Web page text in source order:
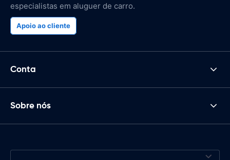
especialistas em aluguer de carro.
Apoio ao cliente
Conta
Sobre nós